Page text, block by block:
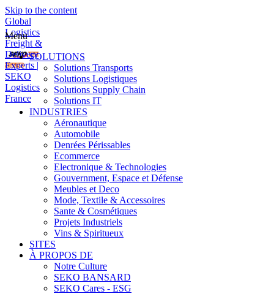
Skip to the content
Global
Logistics
Freight &
Delivery
Experts |
SEKO
Logistics
France
Menu
SOLUTIONS
Solutions Transports
Solutions Logistiques
Solutions Supply Chain
Solutions IT
INDUSTRIES
Aéronautique
Automobile
Denrées Périssables
Ecommerce
Electronique & Technologies
Gouvernment, Espace et Défense
Meubles et Deco
Mode, Textile & Accessoires
Sante & Cosmétiques
Projets Industriels
Vins & Spiritueux
SITES
À PROPOS DE
Notre Culture
SEKO BANSARD
SEKO Cares - ESG